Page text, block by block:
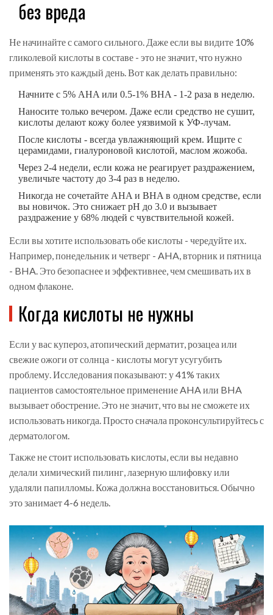
без вреда
Не начинайте с самого сильного. Даже если вы видите 10%
гликолевой кислоты в составе - это не значит, что нужно
применять это каждый день. Вот как делать правильно:
Начните с 5% AHA или 0.5-1% BHA - 1-2 раза в неделю.
Наносите только вечером. Даже если средство не сушит,
кислоты делают кожу более уязвимой к УФ-лучам.
После кислоты - всегда увлажняющий крем. Ищите с
церамидами, гиалуроновой кислотой, маслом жожоба.
Через 2-4 недели, если кожа не реагирует раздражением,
увеличьте частоту до 3-4 раз в неделю.
Никогда не сочетайте AHA и BHA в одном средстве, если
вы новичок. Это снижает pH до 3.0 и вызывает
раздражение у 68% людей с чувствительной кожей.
Если вы хотите использовать обе кислоты - чередуйте их.
Например, понедельник и четверг - AHA, вторник и пятница
- BHA. Это безопаснее и эффективнее, чем смешивать их в
одном флаконе.
Когда кислоты не нужны
Если у вас купероз, атопический дерматит, розацеа или
свежие ожоги от солнца - кислоты могут усугубить
проблему. Исследования показывают: у 41% таких
пациентов самостоятельное применение AHA или BHA
вызывает обострение. Это не значит, что вы не сможете их
использовать никогда. Просто сначала проконсультируйтесь с
дерматологом.
Также не стоит использовать кислоты, если вы недавно
делали химический пилинг, лазерную шлифовку или
удаляли папилломы. Кожа должна восстановиться. Обычно
это занимает 4-6 недель.